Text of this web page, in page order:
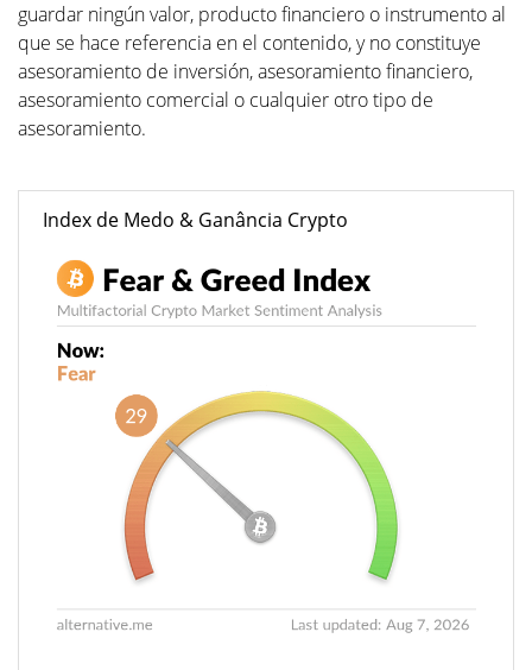
guardar ningún valor, producto financiero o instrumento al
que se hace referencia en el contenido, y no constituye
asesoramiento de inversión, asesoramiento financiero,
asesoramiento comercial o cualquier otro tipo de
asesoramiento.
Index de Medo & Ganância Crypto